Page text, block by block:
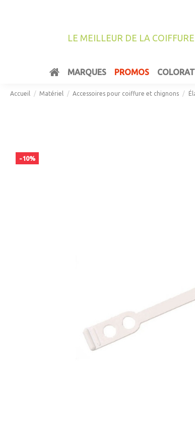
LE MEILLEUR DE LA
MARQUES PROMOS
Accueil Matériel Accessoires pour coiffure et chignons
-10%